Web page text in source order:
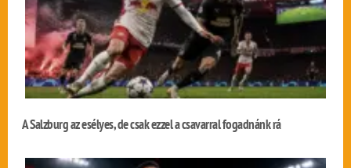
A Salzburg az esélyes, de csak ezzel a csavarral fogadnánk rá